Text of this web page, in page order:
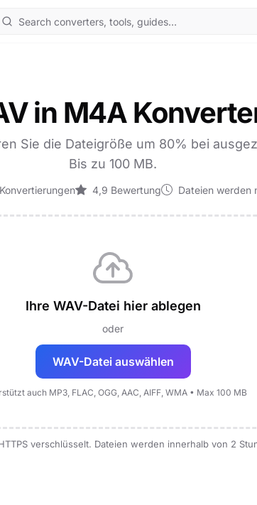
in M4A
Sie die Dateigröße um 80% bei
Bis zu 100 MB.
4,9 Bewertung Dateien werden
Ihre WAV-Datei hier ablegen
oder
WAV-Datei auswählen
auch MP3, FLAC, OGG, AAC, AIFF, WMA • Max 100 MB
verschlüsselt. Dateien werden innerhalb von 2